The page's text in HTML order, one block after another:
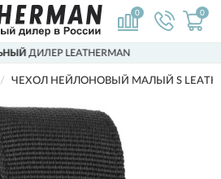
0 0
ЧЕХОЛ НЕЙЛОНОВЫЙ МАЛЫЙ S